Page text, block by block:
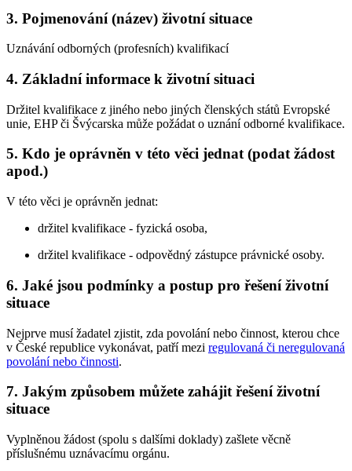
3. Pojmenování (název) životní situace
Uznávání odborných (profesních) kvalifikací
4. Základní informace k životní situaci
Držitel kvalifikace z jiného nebo jiných členských států Evropské
unie, EHP či Švýcarska může požádat o uznání odborné kvalifikace.
5. Kdo je oprávněn v této věci jednat (podat žádost
apod.)
V této věci je oprávněn jednat:
držitel kvalifikace - fyzická osoba,
držitel kvalifikace - odpovědný zástupce právnické osoby.
6. Jaké jsou podmínky a postup pro řešení životní
situace
Nejprve musí žadatel zjistit, zda povolání nebo činnost, kterou chce
v České republice vykonávat, patří mezi regulovaná či neregulovaná
povolání nebo činnosti.
7. Jakým způsobem můžete zahájit řešení životní
situace
Vyplněnou žádost (spolu s dalšími doklady) zašlete věcně
příslušnému uznávacímu orgánu.